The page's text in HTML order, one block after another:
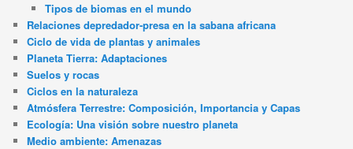
Tipos de biomas en el mundo
Relaciones depredador-presa en la sabana africana
Ciclo de vida de plantas y animales
Planeta Tierra: Adaptaciones
Suelos y rocas
Ciclos en la naturaleza
Atmósfera Terrestre: Composición, Importancia y Capas
Ecología: Una visión sobre nuestro planeta
Medio ambiente: Amenazas